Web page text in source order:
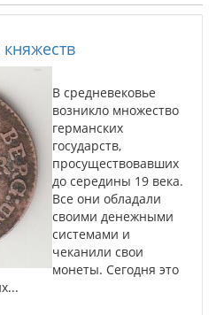
В средневековье
возникло множество
германских
государств,
просуществовавших
до середины 19 века.
Все они обладали
своими денежными
системами и
чеканили свои
монеты. Сегодня это